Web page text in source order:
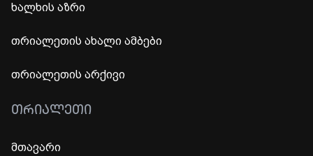
ხალხის აზრი
თრიალეთის ახალი ამბები
თრიალეთის არქივი
ᲗᲠᲘᲐᲚᲔᲗᲘ
მთავარი